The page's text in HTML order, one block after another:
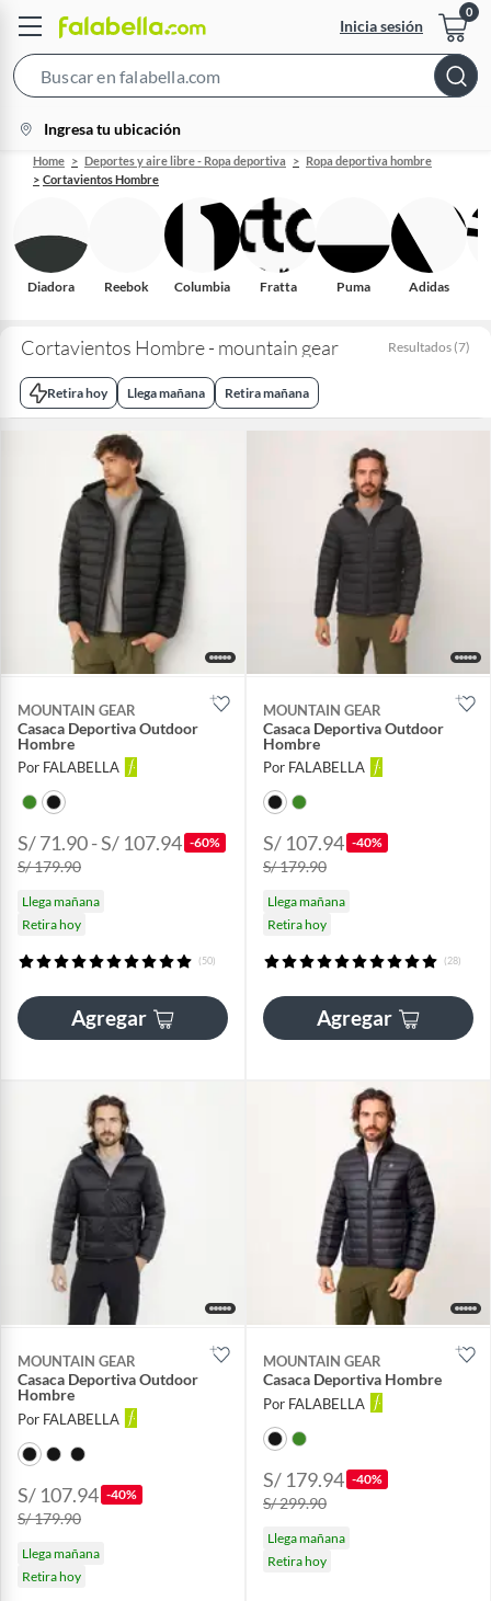
Inicia sesión
Bar
location-
icon
Ingresa tu ubicación
Home Deportes y aire libre - Ropa deportiva
Ropa deportiva hombre
Cortavientos Hombre
Diadora Reebok Columbia Fratta Puma Adidas
Cortavientos Hombre - mountain gear Resultados (7)
Retira hoy Llega mañana Retira mañana
MOUNTAIN GEAR
Casaca Deportiva Outdoor
Hombre
Por FALABELLA
S/ 71.90 - S/ 107.94 -60%
S/ 179.90
Llega mañana
Retira hoy
(50)
Agregar
MOUNTAIN GEAR
Casaca Deportiva Outdoor
Hombre
Por FALABELLA
S/ 107.94 -40%
S/ 179.90
Llega mañana
Retira hoy
(28)
Agregar
MOUNTAIN GEAR
Casaca Deportiva Outdoor
Hombre
Por FALABELLA
S/ 107.94 -40%
S/ 179.90
Llega mañana
Retira hoy
MOUNTAIN GEAR
Casaca Deportiva Hombre
Por FALABELLA
S/ 179.94 -40%
S/ 299.90
Llega mañana
Retira hoy